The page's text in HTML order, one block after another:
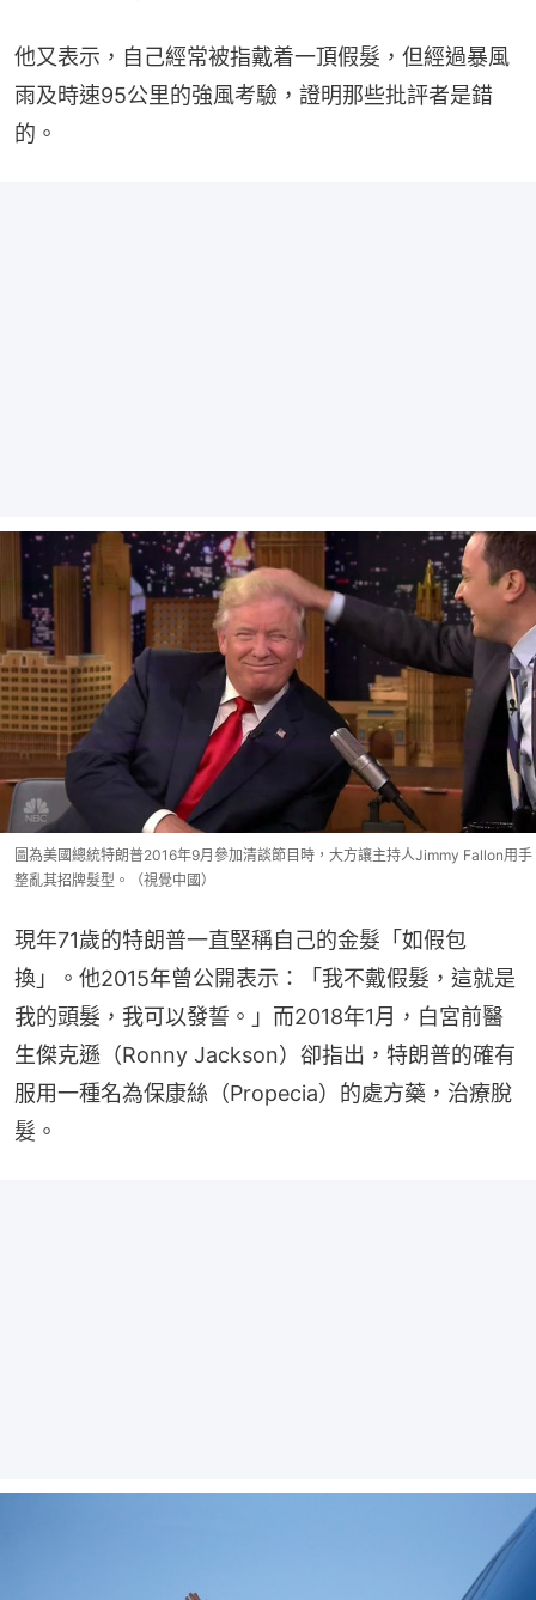
他又表示，自己經常被指戴着一頂假髮，但經過暴風
雨及時速95公里的強風考驗，證明那些批評者是錯
的。
圖為美國總統特朗普2016年9月參加清談節目時，大方讓主持人Jimmy Fallon用手
整亂其招牌髮型。（視覺中國）
現年71歲的特朗普一直堅稱自己的金髮「如假包
換」。他2015年曾公開表示：「我不戴假髮，這就是
我的頭髮，我可以發誓。」而2018年1月，白宮前醫
生傑克遜（Ronny Jackson）卻指出，特朗普的確有
服用一種名為保康絲（Propecia）的處方藥，治療脫
髮。